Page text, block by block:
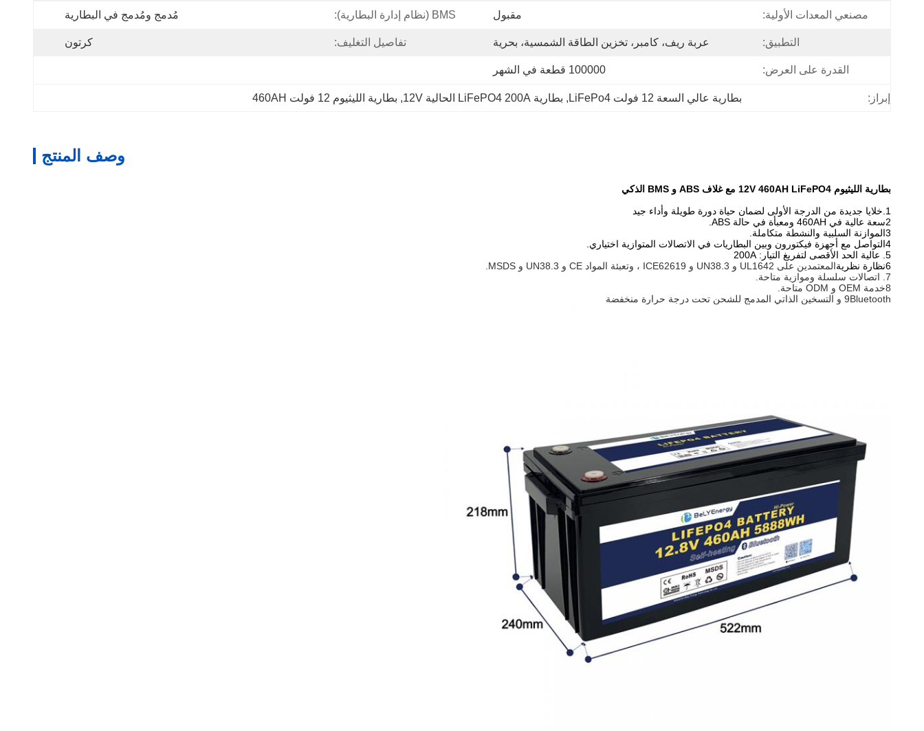
مصنعي المعدات الأولية: مقبول BMS (نظام إدارة البطارية): مُدمج ومُدمج في البطارية
التطبيق: عربة ريف، كامبر، تخزين الطاقة الشمسية، بحرية تفاصيل التغليف: كرتون
القدرة على العرض: 100000 قطعة في الشهر
إبراز: بطارية عالي السعة 12 فولت LiFePo4 , بطارية LiFePO4 200A الحالية 12V , بطارية الليثيوم 12 فولت 460AH
وصف المنتج
بطارية الليثيوم 12V 460AH LiFePO4 مع غلاف ABS و BMS الذكي
1.خلايا جديدة من الدرجة الأولى لضمان حياة دورة طويلة وأداء جيد
2سعة عالية في 460AH ومعبأة في حالة ABS.
3الموازنة السلبية والنشطة متكاملة.
4التواصل مع أجهزة فيكتورون وبين البطاريات في الاتصالات المتوازية اختياري.
5. عالية الحد الأقصى لتفريغ التيار: 200A
6نظارة نظرية
المعتمدين على UL1642 و UN38.3 و ICE62619 ، وتعبئة المواد CE و UN38.3 و MSDS.
7. اتصالات سلسلة وموازية متاحة.
8خدمة OEM و ODM متاحة.
9Bluetooth و التسخين الذاتي المدمج للشحن تحت درجة حرارة منخفضة